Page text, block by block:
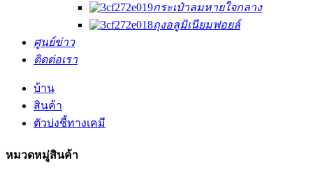
กระเป๋าลมหายใจกลาง
ถุงอลูมิเนียมฟอยล์
ศูนย์ข่าว
ติดต่อเรา
บ้าน
สินค้า
ตัวบ่งชี้ทางเคมี
หมวดหมู่สินค้า